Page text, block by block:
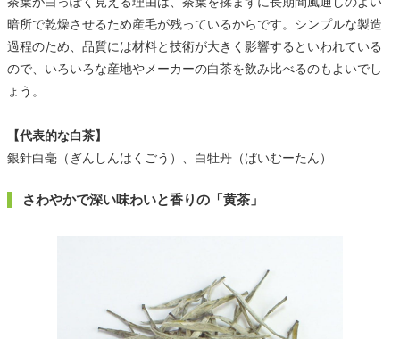
暗所で乾燥させるため産毛が残っているからです。シンプルな製造
過程のため、品質には材料と技術が大きく影響するといわれている
ので、いろいろな産地やメーカーの白茶を飲み比べるのもよいでし
ょう。
【代表的な白茶】
銀針白毫（ぎんしんはくごう）、白牡丹（ぱいむーたん）
さわやかで深い味わいと香りの「黄茶」